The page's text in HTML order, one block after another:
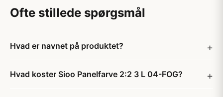
Ofte stillede spørgsmål
Hvad er navnet på produktet?
Hvad koster Sioo Panelfarve 2:2 3 L 04-FOG?